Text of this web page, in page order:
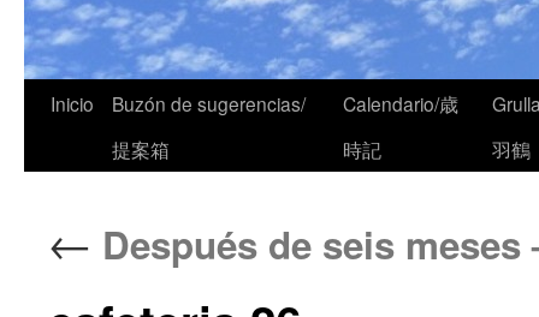
Inicio
Buzón de sugerencias/
提案箱
Calendario/歳
時記
羽鶴
← Después de seis